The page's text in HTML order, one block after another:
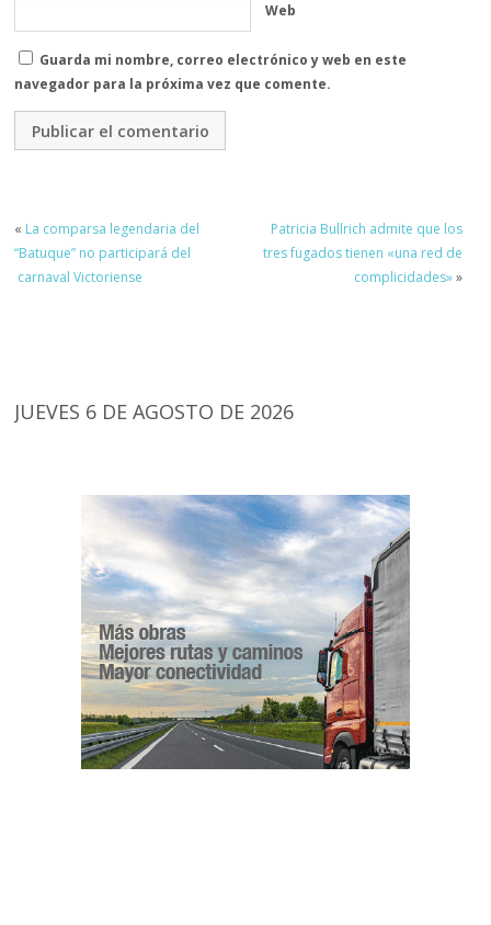
Web
Guarda mi nombre, correo electrónico y web en este
navegador para la próxima vez que comente.
« La comparsa legendaria del
“Batuque” no participará del
carnaval Victoriense
Patricia Bullrich admite que los
tres fugados tienen «una red de
complicidades»»
JUEVES 6 DE AGOSTO DE 2026